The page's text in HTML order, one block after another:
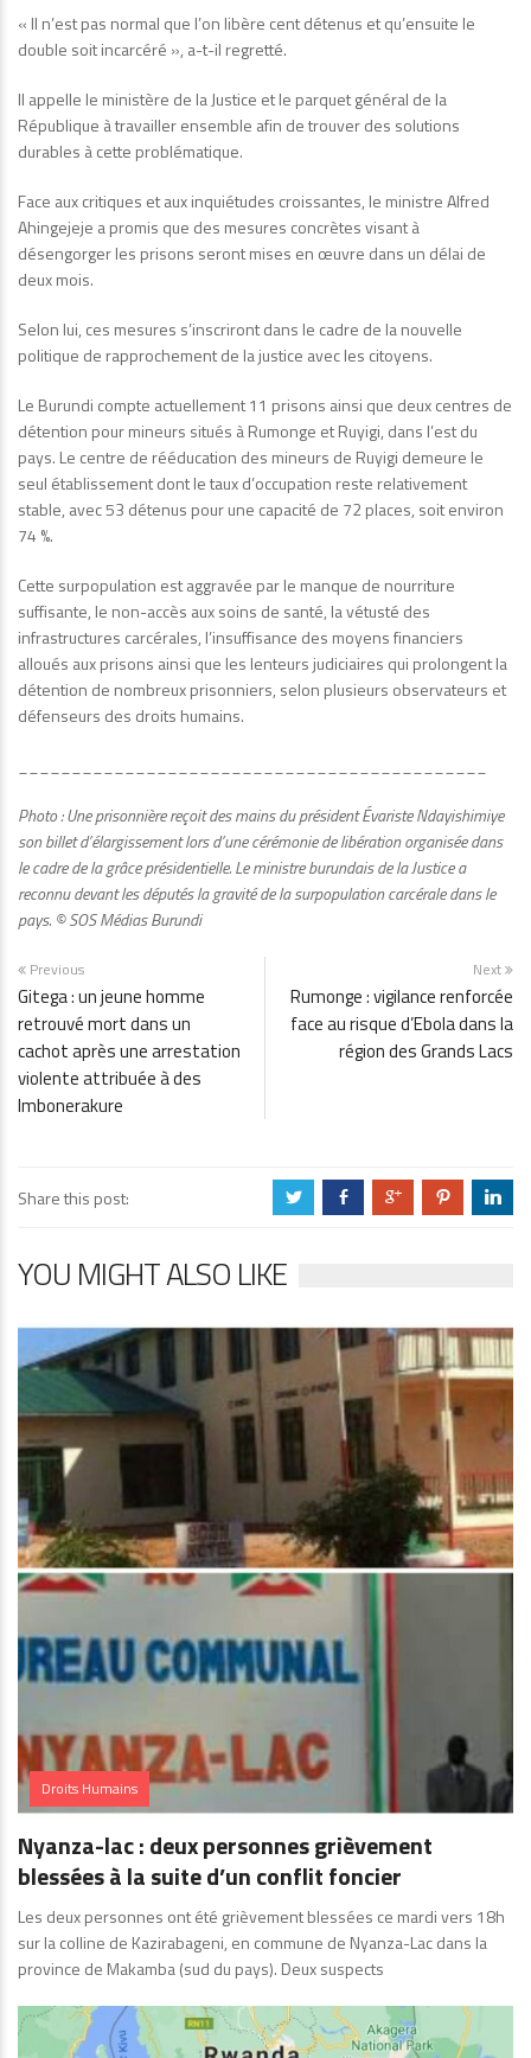
« Il n’est pas normal que l’on libère cent détenus et qu’ensuite le
double soit incarcéré », a-t-il regretté.
Il appelle le ministère de la Justice et le parquet général de la
République à travailler ensemble afin de trouver des solutions
durables à cette problématique.
Face aux critiques et aux inquiétudes croissantes, le ministre Alfred
Ahingejeje a promis que des mesures concrètes visant à
désengorger les prisons seront mises en œuvre dans un délai de
deux mois.
Selon lui, ces mesures s’inscriront dans le cadre de la nouvelle
politique de rapprochement de la justice avec les citoyens.
Le Burundi compte actuellement 11 prisons ainsi que deux centres de
détention pour mineurs situés à Rumonge et Ruyigi, dans l’est du
pays. Le centre de rééducation des mineurs de Ruyigi demeure le
seul établissement dont le taux d’occupation reste relativement
stable, avec 53 détenus pour une capacité de 72 places, soit environ
74 %.
Cette surpopulation est aggravée par le manque de nourriture
suffisante, le non-accès aux soins de santé, la vétusté des
infrastructures carcérales, l’insuffisance des moyens financiers
alloués aux prisons ainsi que les lenteurs judiciaires qui prolongent la
détention de nombreux prisonniers, selon plusieurs observateurs et
défenseurs des droits humains.
Photo : Une prisonnière reçoit des mains du président Évariste Ndayishimiye
son billet d’élargissement lors d’une cérémonie de libération organisée dans
le cadre de la grâce présidentielle. Le ministre burundais de la Justice a
reconnu devant les députés la gravité de la surpopulation carcérale dans le
pays. © SOS Médias Burundi
Previous
Gitega : un jeune homme
retrouvé mort dans un
cachot après une arrestation
violente attribuée à des
Imbonerakure
Next
Rumonge : vigilance renforcée
face au risque d’Ebola dans la
région des Grands Lacs
Share this post: a b c d j
YOU MIGHT ALSO LIKE
Droits Humains
Nyanza-lac : deux personnes grièvement
blessées à la suite d’un conflit foncier
Les deux personnes ont été grièvement blessées ce mardi vers 18h
sur la colline de Kazirabageni, en commune de Nyanza-Lac dans la
province de Makamba (sud du pays). Deux suspects